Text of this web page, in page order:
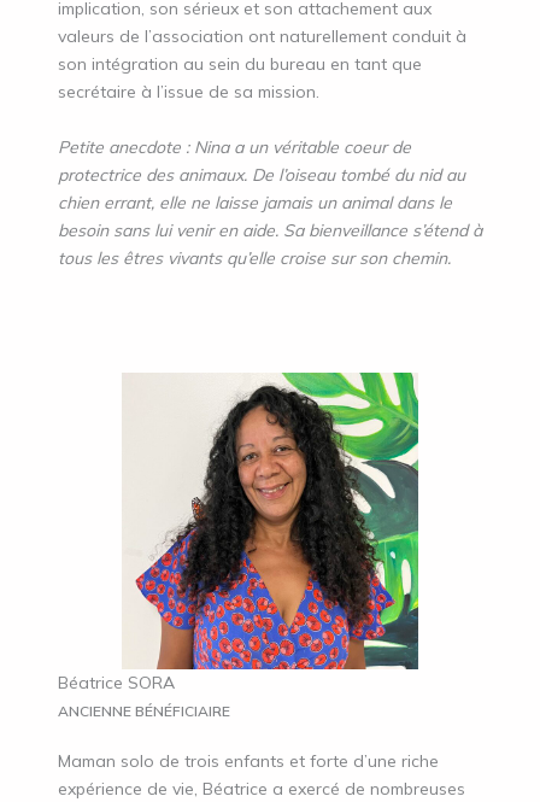
implication, son sérieux et son attachement aux
valeurs de l’association ont naturellement conduit à
son intégration au sein du bureau en tant que
secrétaire à l’issue de sa mission.
Petite anecdote : Nina a un véritable coeur de
protectrice des animaux. De l’oiseau tombé du nid au
chien errant, elle ne laisse jamais un animal dans le
besoin sans lui venir en aide. Sa bienveillance s’étend à
tous les êtres vivants qu’elle croise sur son chemin.
Béatrice SORA
ANCIENNE BÉNÉFICIAIRE
Maman solo de trois enfants et forte d’une riche
expérience de vie, Béatrice a exercé de nombreuses